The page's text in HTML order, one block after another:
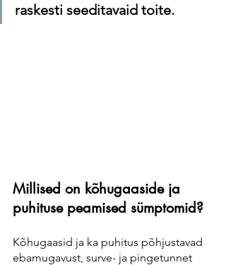
raskesti seeditavaid toite.
Millised on kõhugaaside ja
puhituse peamised sümptomid?
Kõhugaasid ja ka puhitus põhjustavad
ebamugavust, surve- ja pingetunnet